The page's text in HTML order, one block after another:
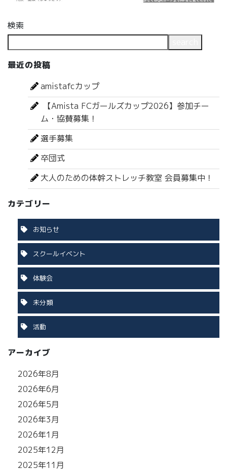
検索
最近の投稿
amistafcカップ
【Amista FCガールズカップ2026】参加チー
ム・協賛募集！
選手募集
卒団式
大人のための体幹ストレッチ教室 会員募集中！
カテゴリー
お知らせ
スクールイベント
体験会
未分類
活動
アーカイブ
2026年8月
2026年6月
2026年5月
2026年3月
2026年1月
2025年12月
2025年11月